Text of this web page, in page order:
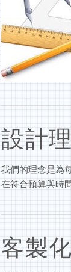
設計
我們的理念是為
在符合預算與時
客製